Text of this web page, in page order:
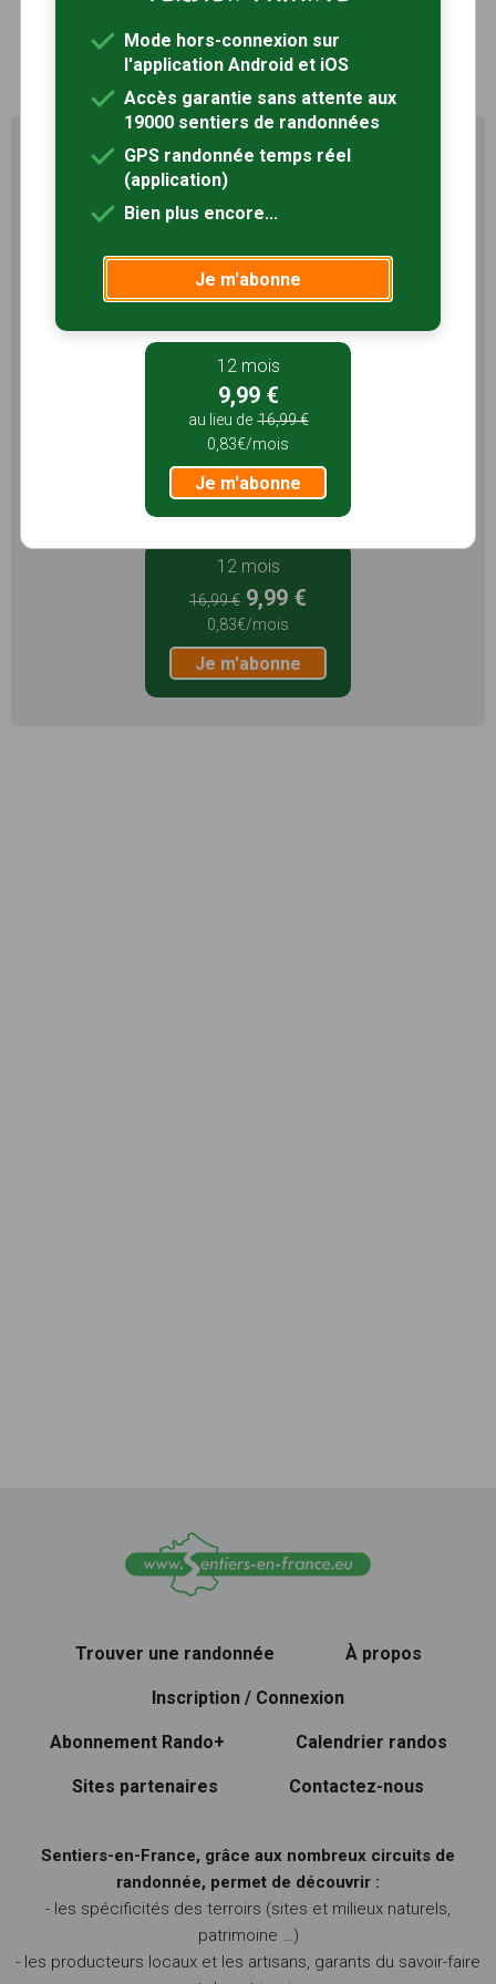
1
Profitez au maximum de
Sentiers en France avec rando
potentiel qu'offre Sentiers en France :
Pas de pub
Favoris illimités
Mode hors-connexion
3 mois
5,99 €
1,99€/mois
Je m'abonne
12 mois
16,99 € 9,99 €
0,83€/mois
Je m'abonne
Trouver une randonnée À propos
Inscription / Connexion
Abonnement Rando+ Calendrier randos
Sites partenaires Contactez-nous
Sentiers-en-France, grâce aux nombreux circuits de
randonnée, permet de découvrir :
- les spécificités des terroirs (sites et milieux naturels,
patrimoine …)
- les producteurs locaux et les artisans, garants du savoir-faire
Mode hors-connexion sur
l'application Android et iOS
Accès garantie sans attente aux
19000 sentiers de randonnées
GPS randonnée temps réel
(application)
Bien plus encore...
Je m'abonne
12 mois
9,99 €
au lieu de 16,99 €
0,83€/mois
Je m'abonne